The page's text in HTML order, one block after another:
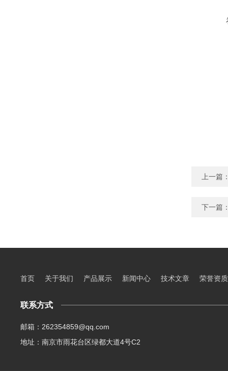
上一篇
下一篇
首页 关于我们 产品展示 新闻中心 技术文章 荣誉资质
联系方式
邮箱：262354859@qq.com
地址：南京市雨花台区绿都大道4号C2